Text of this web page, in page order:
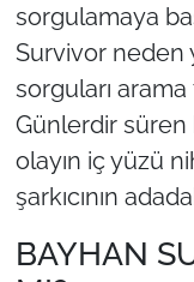
sorgulamaya
Survivor neden
sorguları
Günlerdir süren
olayın iç yüzü
şarkıcının
BAYHAN